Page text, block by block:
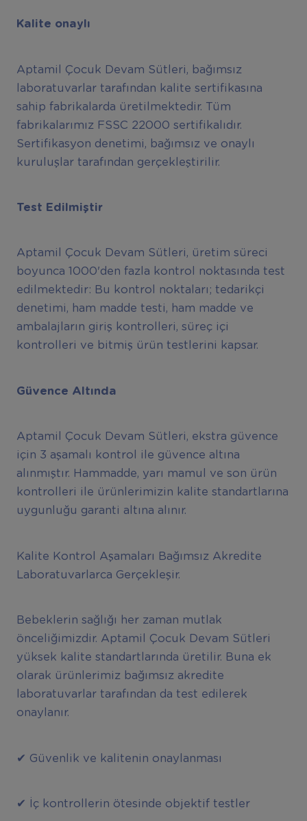
Kalite onaylı
Aptamil Çocuk Devam Sütleri, bağımsız
laboratuvarlar tarafından kalite sertifikasına
sahip fabrikalarda üretilmektedir. Tüm
fabrikalarımız FSSC 22000 sertifikalıdır.
Sertifikasyon denetimi, bağımsız ve onaylı
kuruluşlar tarafından gerçekleştirilir.
Test Edilmiştir
Aptamil Çocuk Devam Sütleri, üretim süreci
boyunca 1000'den fazla kontrol noktasında test
edilmektedir: Bu kontrol noktaları; tedarikçi
denetimi, ham madde testi, ham madde ve
ambalajların giriş kontrolleri, süreç içi
kontrolleri ve bitmiş ürün testlerini kapsar.
Güvence Altında
Aptamil Çocuk Devam Sütleri, ekstra güvence
için 3 aşamalı kontrol ile güvence altına
alınmıştır. Hammadde, yarı mamul ve son ürün
kontrolleri ile ürünlerimizin kalite standartlarına
uygunluğu garanti altına alınır.
Kalite Kontrol Aşamaları Bağımsız Akredite
Laboratuvarlarca Gerçekleşir.
Bebeklerin sağlığı her zaman mutlak
önceliğimizdir. Aptamil Çocuk Devam Sütleri
yüksek kalite standartlarında üretilir. Buna ek
olarak ürünlerimiz bağımsız akredite
laboratuvarlar tarafından da test edilerek
onaylanır.
✔ Güvenlik ve kalitenin onaylanması
✔ İç kontrollerin ötesinde objektif testler